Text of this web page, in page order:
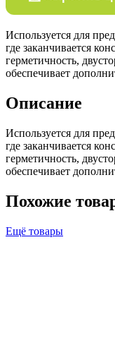
Используется для
где заканчивается
герметичность,
обеспечивает
Описание
Используется для
где заканчивается
герметичность,
обеспечивает
Похожие
Ещё товары